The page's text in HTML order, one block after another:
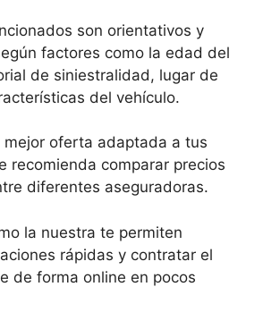
son orientativos y
factores como la edad del
de siniestralidad, lugar de
del vehículo.
mejor oferta adaptada a tus
recomienda comparar precios
diferentes aseguradoras.
la nuestra te permiten
rápidas y contratar el
de forma online en pocos